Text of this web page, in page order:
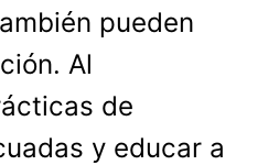
pueden
Al
de
y educar a